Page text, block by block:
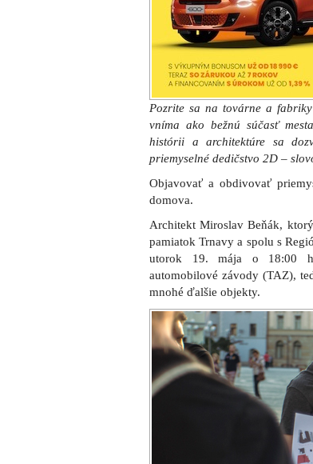
Pozrite sa na továrne a
vníma ako bežnú súčasť
histórii a architektúre sa
priemyselné dedičstvo 2D –
Objavovať a obdivovať
domova.
Architekt Miroslav Beňák,
pamiatok Trnavy a spolu s
utorok 19. mája o 18:00
automobilové závody (TAZ),
mnohé ďalšie objekty.